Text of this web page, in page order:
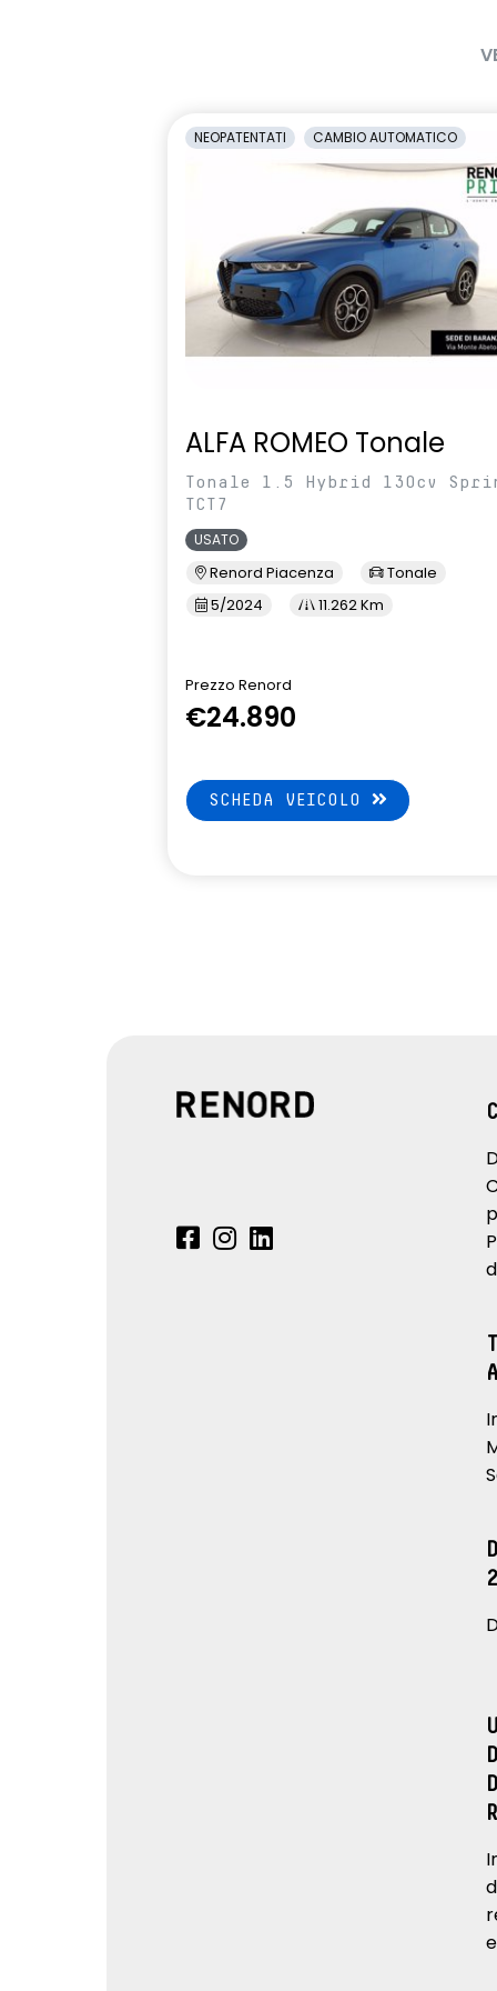
NEOPATENTATI CAMBIO AUTOMATICO
ALFA ROMEO Tonale
Tonale 1.5 Hybrid 130cv
TCT7
USATO
Renord Piacenza
Tonale
5/2024
11.262 Km
Prezzo Renord
€24.890
SCHEDA VEICOLO